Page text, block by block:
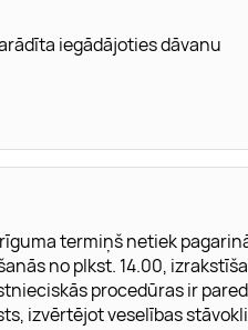
iegādājoties dāvanu
termiņš netiek
no plkst. 14.00,
procedūras ir
izvērtējot veselības